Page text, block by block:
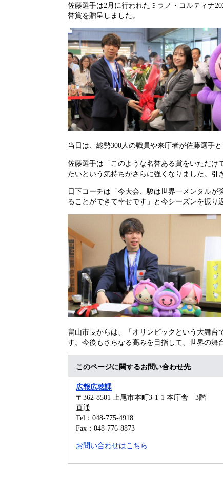
佐藤選手は2月に行われたミラノ・コルティナ
誉賞を贈呈しました。
当日は、総勢300人の職員や来庁者が佐藤選手
佐藤選手は「このような名誉ある賞をいただけ
たいという気持ちがさらに強くなりました。引
日下コーチは「今大会、駿は世界一メンタル
ることができて幸せです」と今シーズンを振り
畠山市長からは、「オリンピックという大舞
す。今後もさらなる高みを目指して、世界の舞
このページに関するお問い合わせ先
広報広聴課
〒362-8501
上尾市本町3-1-1 本庁舎 3階
直通
Tel：048-775-4918
Fax：048-776-8873
お問い合わせはこちら